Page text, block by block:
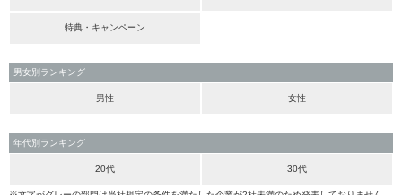
特典・キャンペーン
男女別ランキング
男性 女性
年代別ランキング
20代 30代